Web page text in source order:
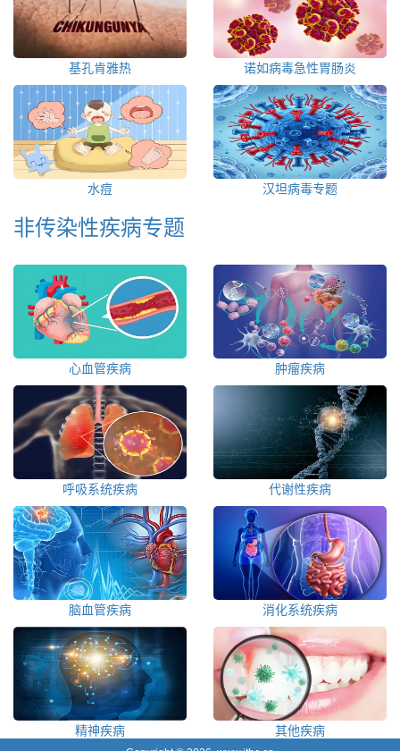
基孔肯雅热 诺如病毒急性胃肠炎
水痘 汉坦病毒专题
非传染性疾病专题
心血管疾病 肿瘤疾病
呼吸系统疾病 代谢性疾病
脑血管疾病 消化系统疾病
精神疾病 其他疾病